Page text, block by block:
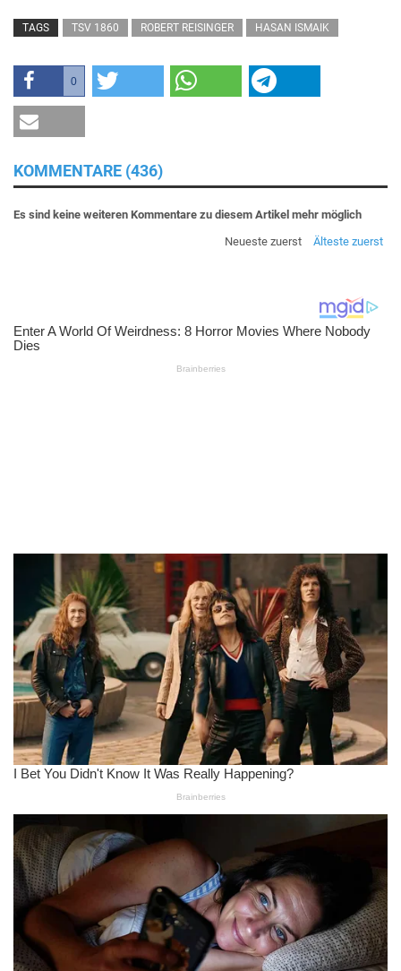
TAGS TSV 1860 ROBERT REISINGER HASAN ISMAIK
0
KOMMENTARE (436)
Es sind keine weiteren Kommentare zu diesem Artikel mehr möglich
Neueste zuerst
Älteste zuerst